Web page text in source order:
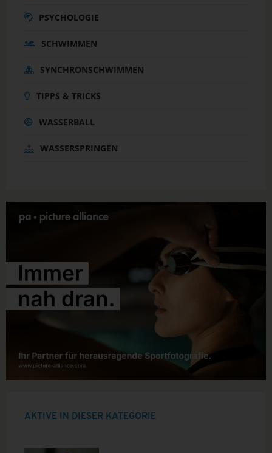
PSYCHOLOGIE
SCHWIMMEN
SYNCHRONSCHWIMMEN
TIPPS & TRICKS
WASSERBALL
WASSERSPRINGEN
AKTIVE IN DIESER KATEGORIE